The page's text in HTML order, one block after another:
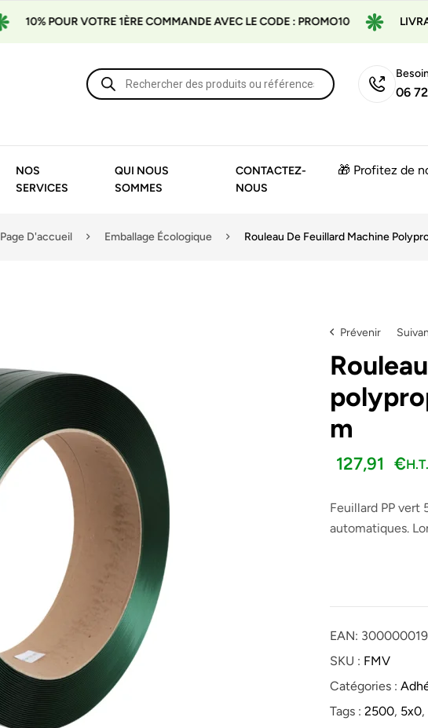
10% POUR VOTRE 1ÈRE COMMANDE AVEC LE CODE : PROMO10
06
NOS
SERVICES
QUI NOUS
SOMMES
CONTACTEZ-
NOUS
🎁 Profitez de
Page D'accueil Emballage Écologique Rouleau De Feuillard Machine
Prévenir
17,28€ H.T.
32,14€ H.T.
m
127,91 €H.T.
Feuillard PP vert
automatiques.
EAN:
SKU : FMV
Catégories :
Tags : 2500, 5x0,